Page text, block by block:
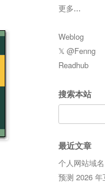
更多...
Weblog
𝕏 @Fenng
Readhub
搜索本站
for:
最近文章
个人网站域名
预测 2026 年